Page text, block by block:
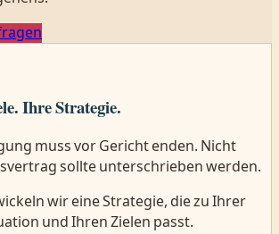
Ihre Strategie.
muss vor Gericht enden. Nicht
sollte unterschrieben werden.
wir eine Strategie, die zu Ihrer
und Ihren Zielen passt.